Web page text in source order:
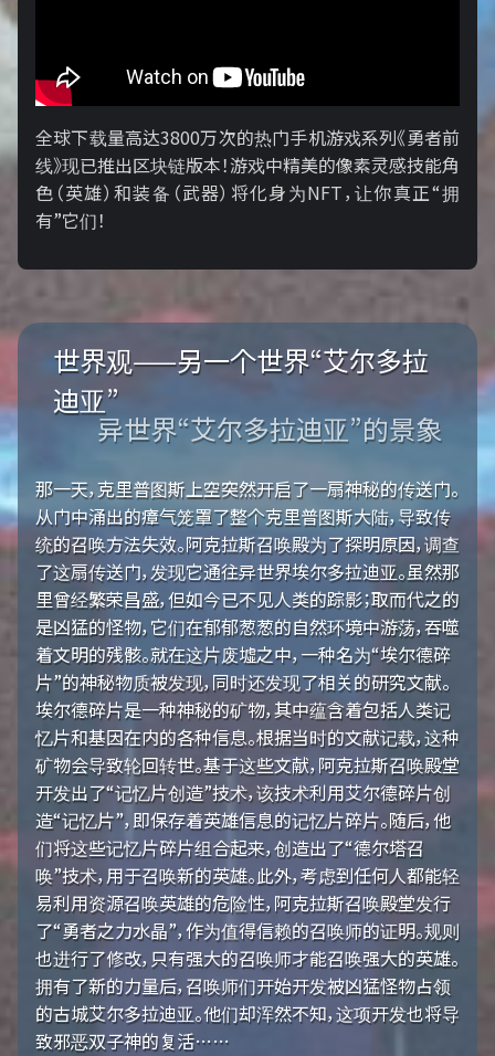
全球下载量高达3800万次的热门手机游戏系列《勇者前
线》现已推出区块链版本！游戏中精美的像素灵感技能角
色（英雄）和装备（武器）将化身为NFT，让你真正“拥
有”它们！
世界观——另一个世界“艾尔多拉
迪亚”
异世界“艾尔多拉迪亚”的景象
那一天，克里普图斯上空突然开启了一扇神秘的传送门。
从门中涌出的瘴气笼罩了整个克里普图斯大陆，导致传
统的召唤方法失效。阿克拉斯召唤殿为了探明原因，调查
了这扇传送门，发现它通往异世界埃尔多拉迪亚。虽然那
里曾经繁荣昌盛，但如今已不见人类的踪影；取而代之的
是凶猛的怪物，它们在郁郁葱葱的自然环境中游荡，吞噬
着文明的残骸。就在这片废墟之中，一种名为“埃尔德碎
片”的神秘物质被发现，同时还发现了相关的研究文献。
埃尔德碎片是一种神秘的矿物，其中蕴含着包括人类记
忆片和基因在内的各种信息。根据当时的文献记载，这种
矿物会导致轮回转世。基于这些文献，阿克拉斯召唤殿堂
开发出了“记忆片创造”技术，该技术利用艾尔德碎片创
造“记忆片”，即保存着英雄信息的记忆片碎片。随后，他
们将这些记忆片碎片组合起来，创造出了“德尔塔召
唤”技术，用于召唤新的英雄。此外，考虑到任何人都能轻
易利用资源召唤英雄的危险性，阿克拉斯召唤殿堂发行
了“勇者之力水晶”，作为值得信赖的召唤师的证明。规则
也进行了修改，只有强大的召唤师才能召唤强大的英雄。
拥有了新的力量后，召唤师们开始开发被凶猛怪物占领
的古城艾尔多拉迪亚。他们却浑然不知，这项开发也将导
致邪恶双子神的复活……